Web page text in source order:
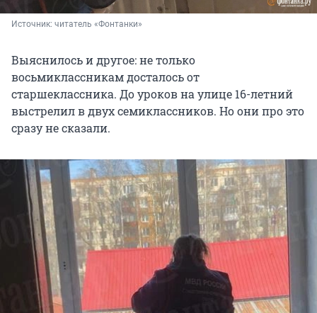
Источник: читатель «Фонтанки»
Выяснилось и другое: не только
восьмиклассникам досталось от
старшеклассника. До уроков на улице 16-летний
выстрелил в двух семиклассников. Но они про это
сразу не сказали.